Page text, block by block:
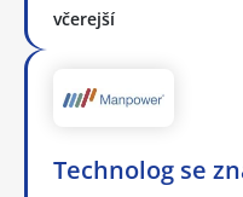
včerejší
Technolog se